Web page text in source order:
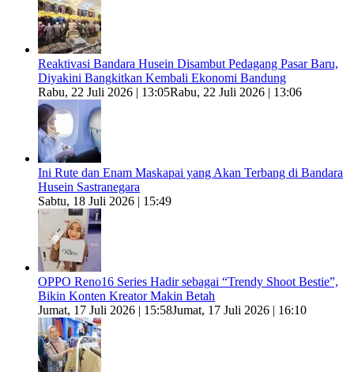
Reaktivasi Bandara Husein Disambut Pedagang Pasar Baru,
Diyakini Bangkitkan Kembali Ekonomi Bandung
Rabu, 22 Juli 2026 | 13:05Rabu, 22 Juli 2026 | 13:06
Ini Rute dan Enam Maskapai yang Akan Terbang di Bandara
Husein Sastranegara
Sabtu, 18 Juli 2026 | 15:49
OPPO Reno16 Series Hadir sebagai “Trendy Shoot Bestie”,
Bikin Konten Kreator Makin Betah
Jumat, 17 Juli 2026 | 15:58Jumat, 17 Juli 2026 | 16:10